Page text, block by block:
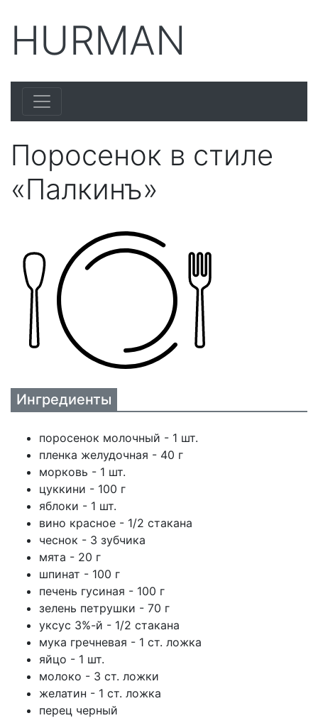
HURMAN
Поросенок в стиле
«Палкинъ»
Ингредиенты
поросенок молочный - 1 шт.
пленка желудочная - 40 г
морковь - 1 шт.
цуккини - 100 г
яблоки - 1 шт.
вино красное - 1/2 стакана
чеснок - 3 зубчика
мята - 20 г
шпинат - 100 г
печень гусиная - 100 г
зелень петрушки - 70 г
уксус 3%-й - 1/2 стакана
мука гречневая - 1 ст. ложка
яйцо - 1 шт.
молоко - 3 ст. ложки
желатин - 1 ст. ложка
перец черный